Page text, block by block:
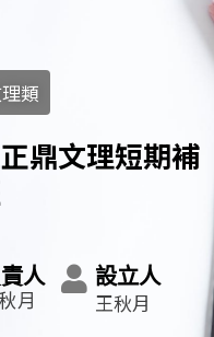
類
鼎文理短期補
人
月
設立人
王秋月